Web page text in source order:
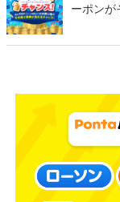
ーポンが